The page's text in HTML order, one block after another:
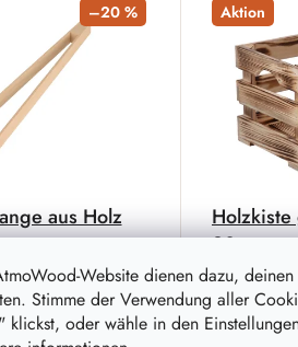
Website dienen dazu,
Stimme der Verwendung aller
klickst, oder wähle in den
–20 %
aus Holz
Wenden von
Tätigkeiten
man den
Aktion
20 cm
Hergestellt
massivem
Design und